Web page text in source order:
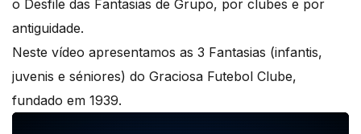
o Desfile das Fantasias de Grupo, por clubes e por
antiguidade.
Neste vídeo apresentamos as 3 Fantasias (infantis,
juvenis e séniores) do Graciosa Futebol Clube,
fundado em 1939.